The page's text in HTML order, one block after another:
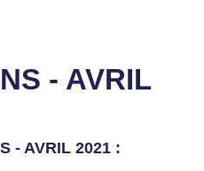
- AVRIL
- AVRIL 2021 :